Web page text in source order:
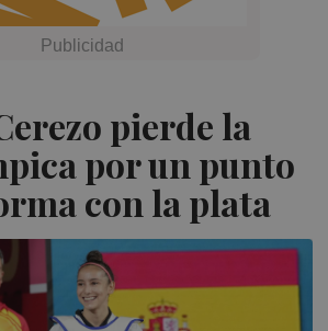
pierde la
por un punto
con la plata